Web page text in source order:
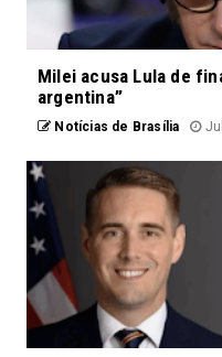
Milei acusa Lula de
argentina”
Notícias de Brasília